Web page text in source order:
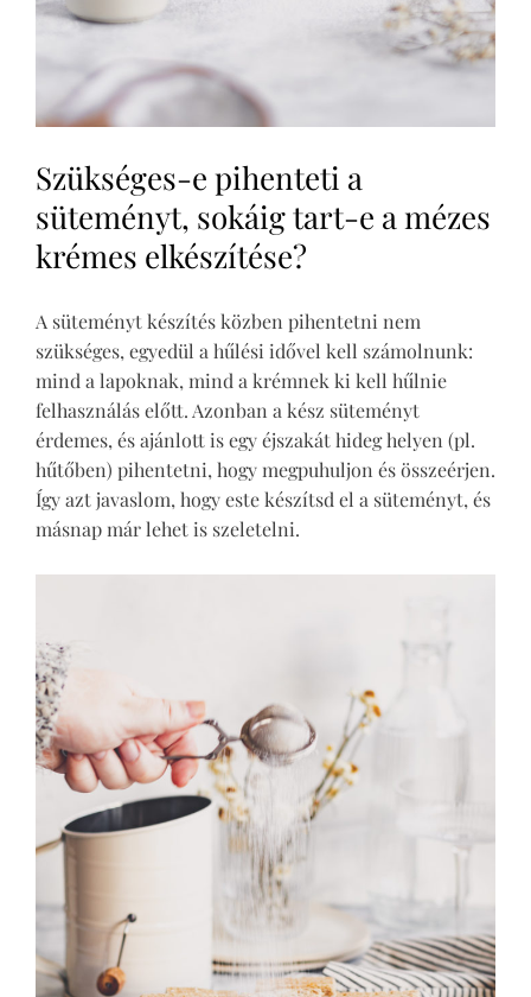
Szükséges-e pihenteti a
süteményt, sokáig tart-e a mézes
krémes elkészítése?
A süteményt készítés közben pihentetni nem
szükséges, egyedül a hűlési idővel kell számolnunk:
mind a lapoknak, mind a krémnek ki kell hűlnie
felhasználás előtt. Azonban a kész süteményt
érdemes, és ajánlott is egy éjszakát hideg helyen (pl.
hűtőben) pihentetni, hogy megpuhuljon és összeérjen.
Így azt javaslom, hogy este készítsd el a süteményt, és
másnap már lehet is szeletelni.